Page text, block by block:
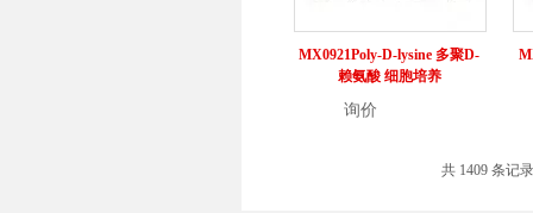
MX0921Poly-D-lysine 多聚D-
赖氨酸 细胞培养
询价
共 1409 条记